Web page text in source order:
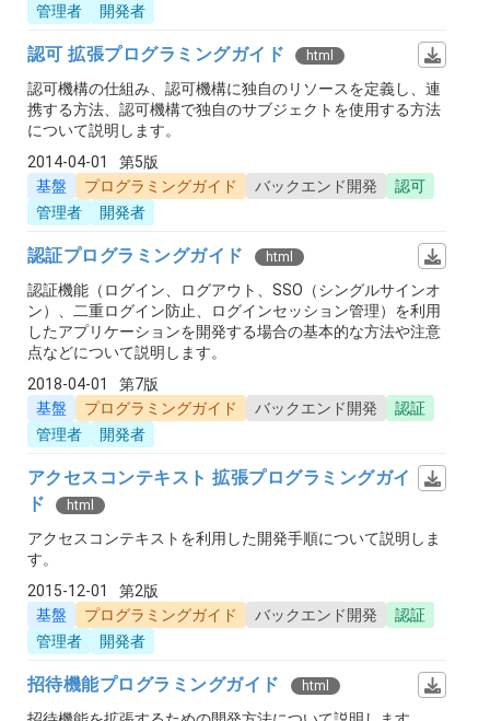
管理者
開発者
認可 拡張プログラミングガイド html
認可機構の仕組み、認可機構に独自のリソースを定義し、連
携する方法、認可機構で独自のサブジェクトを使用する方法
について説明します。
2014-04-01
第5版
基盤
プログラミングガイド バックエンド開発
認可
管理者
開発者
認証プログラミングガイド html
認証機能（ログイン、ログアウト、SSO（シングルサインオ
ン）、二重ログイン防止、ログインセッション管理）を利用
したアプリケーションを開発する場合の基本的な方法や注意
点などについて説明します。
2018-04-01
第7版
基盤
プログラミングガイド バックエンド開発
認証
管理者
開発者
アクセスコンテキスト 拡張プログラミングガイ
ド
html
アクセスコンテキストを利用した開発手順について説明しま
す。
2015-12-01
第2版
基盤
プログラミングガイド バックエンド開発
認証
管理者
開発者
招待機能プログラミングガイド html